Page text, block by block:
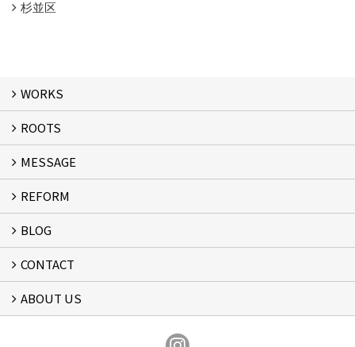
杉並区
WORKS
WORKS
ROOTS
ROOTS
MESSAGE
MESSAGE
FLOW
REFORM
リフォーム
BLOG
スタッフブログ
CONTACT
フォームで問い合わせる
ABOUT US